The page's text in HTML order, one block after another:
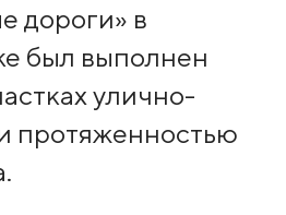
дороги» в
был выполнен
улично-
протяженностью